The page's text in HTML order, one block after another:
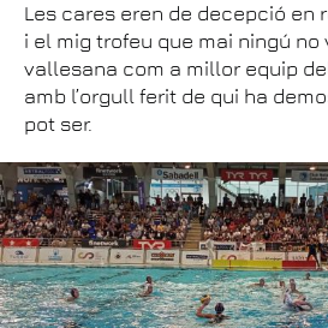
Les cares eren de decepció en
i el mig trofeu que mai ningú no
vallesana com a millor equip
amb l’orgull ferit de qui ha
pot ser.